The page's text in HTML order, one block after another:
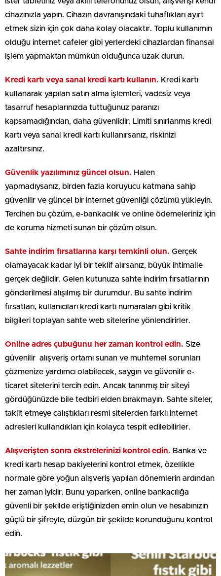
cihazınızla yapın. Cihazın davranışındaki tuhaflıkları ayırt
etmek sizin için çok daha kolay olacaktır. Toplu kullanımın
olduğu internet cafeler gibi yerlerdeki cihazlardan finansal
işlem yapmaktan mümkün olduğunca uzak durun.
Kredi kartı veya sanal kredi kartı kullanın. Kredi kartı
kullanarak yapılan satın alma işlemleri, vadesiz veya
tasarruf hesaplarınızda tuttuğunuz paranızı
kapsamadığından, daha güvenlidir. Limiti sınırlanmış kredi
kartı veya sanal kredi kartı kullanırsanız, riskinizi
azaltırsınız.
Güvenlik yazılımınız güncel olsun. Halen
yapmadıysanız, birden fazla koruyucu katmana sahip
güvenilir ve güncel bir internet güvenliği çözümü yükleyin.
Tercihen bu çözüm, e-bankacılık ve online ödemeleriniz için
de koruma hizmeti sunan bir çözüm olsun.
Sahte indirim fırsatlarına karşı temkinli olun. Gerçek
olamayacak kadar iyi bir teklif alırsanız, büyük ihtimalle
gerçek değildir. Gelen kutunuza sahte indirim fırsatlarının
gönderilmesi alışılmış bir durumdur. Bu sahte indirim
fırsatları, kullanıcıları kredi kartı numaraları gibi kritik
bilgileri toplayan sahte web sitelerine yönlendirirler.
Online adres çubuğunu her zaman kontrol edin. Size
güvenilir alışveriş ortamı sunan ve muhtemel sorunları
çözmenize yardımcı olabilecek, saygın ve güvenilir e-
ticaret sitelerini tercih edin. Ancak tanınmış bir siteyi
gördüğünüzde bile tedbiri elden bırakmayın. Sahte siteler,
taklit etmeye çalıştıkları resmi sitelerden farklı internet
adresleri kullandıkları için kolayca tespit edilebilirler.
Alışverişten sonra ekstrelerinizi kontrol edin. Banka ve
kredi kartı hesap bakiyelerini kontrol etmek, özellikle
normale göre yoğun alışveriş yapılan dönemlerin ardından
her zaman iyidir. Bunu yaparken, online bankacılığa
güvenli bir şekilde eriştiğinizden emin olun ve hesabınızın
güçlü bir şifreyle, düzgün bir şekilde korunduğunu kontrol
edin.